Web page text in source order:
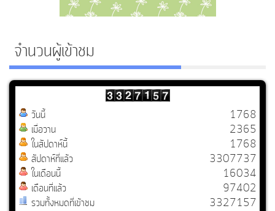
จำนวนผู้เข้าชม
วันนี้
เมื่อวาน
ในสัปดาห์นี้
สัปดาห์ที่แล้ว
ในเดือนนี้
เดือนที่แล้ว
รวมทั้งหมดที่เข้าชม
1768
2365
1768
3307737
16034
97402
3327157